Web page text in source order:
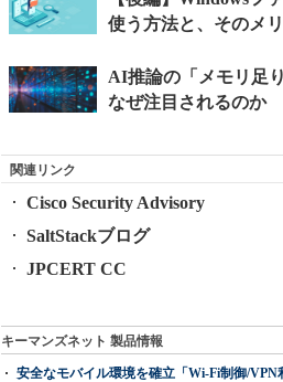
関連リンク
Cisco Security Advisory
SaltStackブログ
JPCERT CC
キーマンズネット 製品情報
安全なモバイル環境を確立「Wi-Fi制御/VPN